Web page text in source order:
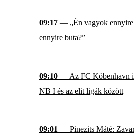
09:17 — „Én vagyok ennyire
ennyire buta?”
09:10 — Az FC Köbenhavn
NB I és az elit ligák között
09:01 — Pinezits Máté: